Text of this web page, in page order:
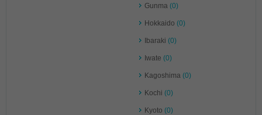
Gunma (0)
Hokkaido (0)
Ibaraki (0)
Iwate (0)
Kagoshima (0)
Kochi (0)
Kyoto (0)